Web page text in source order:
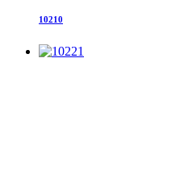
10210